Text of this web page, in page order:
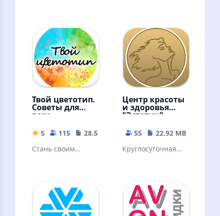
ГОШ в одном
приложении!
бритье, укладка и
другие услуги
Твой цветотип.
Советы для
всех
5 115
28.54 MB
Стань своим
цветотипу
внешности.
Центр красоты
и здоровья
"Эстетик"
55
22.92 MB
Круглосуточная